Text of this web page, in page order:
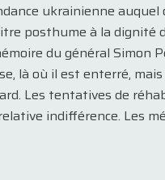
ukrainienne
posthume à la
du général
là où il est enterré,
Les tentatives de
indifférence. Les